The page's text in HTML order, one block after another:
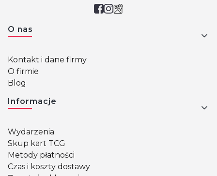
Linki w stopce
O nas
Kontakt i dane firmy
O firmie
Blog
Informacje
Wydarzenia
Skup kart TCG
Metody płatności
Czas i koszty dostawy